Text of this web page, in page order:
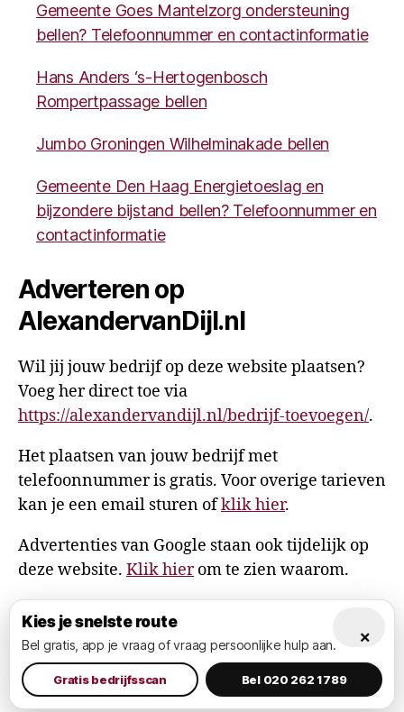
Gemeente Goes Mantelzorg ondersteuning
bellen? Telefoonnummer en contactinformatie
Hans Anders ‘s-Hertogenbosch
Rompertpassage bellen
Jumbo Groningen Wilhelminakade bellen
Gemeente Den Haag Energietoeslag en
bijzondere bijstand bellen? Telefoonnummer en
contactinformatie
Adverteren op
AlexandervanDijl.nl
Wil jij jouw bedrijf op deze website plaatsen?
Voeg her direct toe via
https://alexandervandijl.nl/bedrijf-toevoegen/.
Het plaatsen van jouw bedrijf met
telefoonnummer is gratis. Voor overige tarieven
kan je een email sturen ofklik hier.
Advertenties van Google staan ook tijdelijk op
deze website. Klik hierom te zien waarom.
© 2026AlexandervanDijl.nl
Privacy Policy
Omhoog
×
Kies je snelste route
Bel gratis, app je vraag of vraag persoonlijke hulp aan.
Gratis bedrijfsscan Bel 020 262 1789